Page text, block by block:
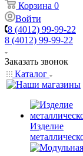
Корзина 0
Войти
8 (4012) 99-99-22
8 (4012) 99-99-22
Заказать звонок
Каталог
Изделие